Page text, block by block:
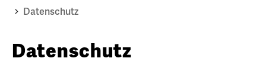
Datenschutz
Datenschutz